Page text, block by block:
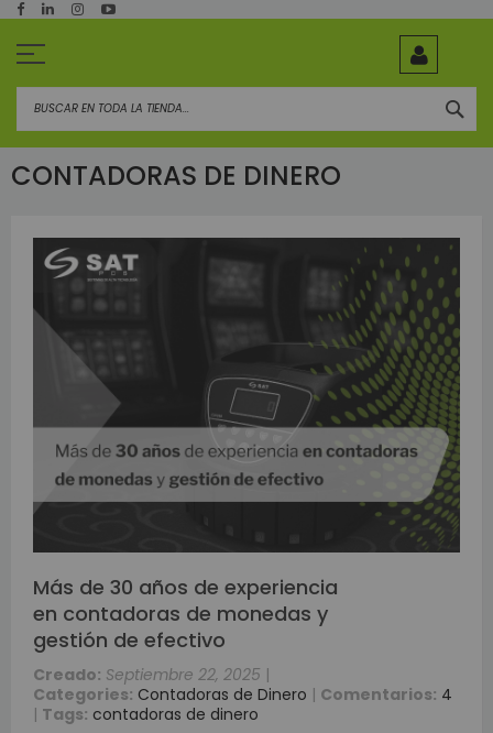
al
CONTADORAS DE DINERO
Más de 30 años de experiencia
en contadoras de monedas y
gestión de efectivo
Creado: Septiembre 22, 2025 |
Categories: Contadoras de Dinero | Comentarios: 4
| Tags: contadoras de dinero